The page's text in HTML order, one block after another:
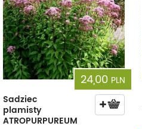
24,00 PLN
Sadziec
plamisty
ATROPURPUREUM